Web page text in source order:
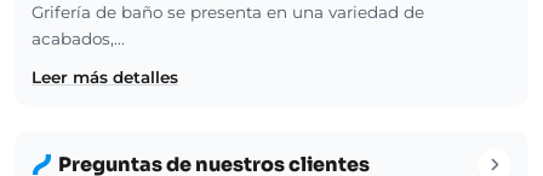
Grifería de baño se presenta en una variedad de
acabados,…
Leer más detalles
Preguntas de nuestros clientes